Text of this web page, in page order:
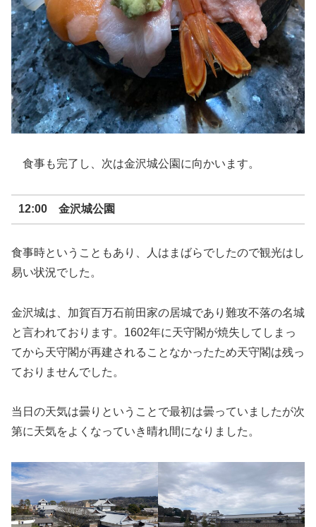
食事も完了し、次は金沢城公園に向かいます。
12:00 金沢城公園
食事時ということもあり、人はまばらでしたので観光はし
易い状況でした。
金沢城は、加賀百万石前田家の居城であり難攻不落の名城
と言われております。1602年に天守閣が焼失してしまっ
てから天守閣が再建されることなかったため天守閣は残っ
ておりませんでした。
当日の天気は曇りということで最初は曇っていましたが次
第に天気をよくなっていき晴れ間になりました。